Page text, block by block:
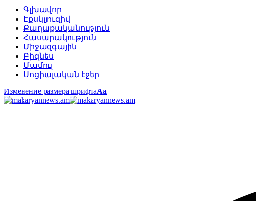
Գլխավոր
Էքսկլյուզիվ
Քաղաքականություն
Հասարակություն
Միջազգային
Բիզնես
Մամուլ
Սոցիալական էջեր
Изменение размера шрифтаАа